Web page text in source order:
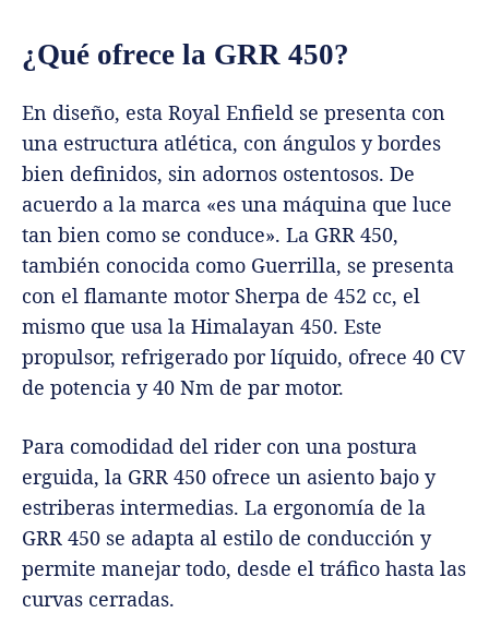
¿Qué ofrece la GRR 450?
En diseño, esta Royal Enfield se presenta con
una estructura atlética, con ángulos y bordes
bien definidos, sin adornos ostentosos. De
acuerdo a la marca «es una máquina que luce
tan bien como se conduce». La GRR 450,
también conocida como Guerrilla, se presenta
con el flamante motor Sherpa de 452 cc, el
mismo que usa la Himalayan 450. Este
propulsor, refrigerado por líquido, ofrece 40 CV
de potencia y 40 Nm de par motor.
Para comodidad del rider con una postura
erguida, la GRR 450 ofrece un asiento bajo y
estriberas intermedias. La ergonomía de la
GRR 450 se adapta al estilo de conducción y
permite manejar todo, desde el tráfico hasta las
curvas cerradas.